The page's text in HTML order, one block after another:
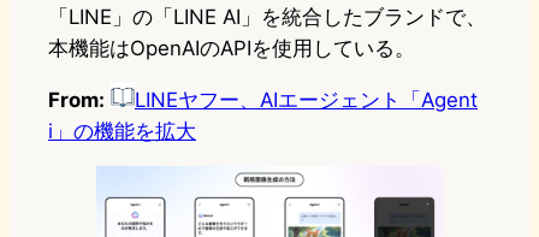
「LINE」の「LINE AI」を統合したブランドで、
本機能はOpenAIのAPIを使用している。
From:
LINEヤフー、AIエージェント「Agent
i」の機能を拡大